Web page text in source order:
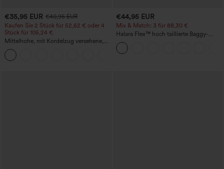
€35,95 EUR €40,95 EUR
Kaufen Sie 2 Stück für 52,62 € oder 4
Stück für 105,24 €.
Mittelhohe, mit Kordelzug versehene,
schnelltrocknende Golfhose mit schmal
zulaufendem Schnitt, abgerundetem
Saum und Taschen – UPF 40+
€44,95 EUR
Mix & Match: 3 für 88,30 €
Halara Flex™ hoch taillierte Baggy-
Jeans mit Taschen, weitem Bein,
stonewashed, lässig